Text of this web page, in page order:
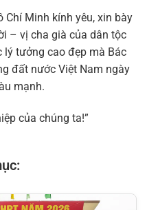
Chí Minh kính yêu, xin bày
– vị cha già của dân tộc
lý tưởng cao đẹp mà Bác
đất nước Việt Nam ngày
mạnh.
của chúng ta!”